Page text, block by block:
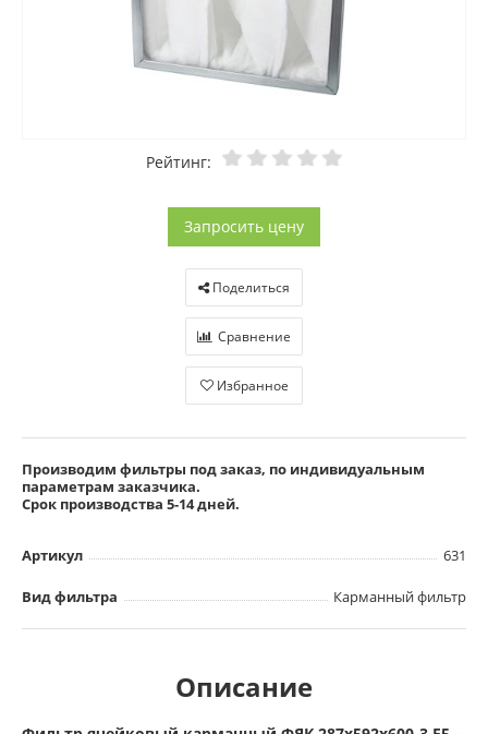
Рейтинг:
Запросить цену
Поделиться
Сравнение
Избранное
Производим фильтры под заказ, по индивидуальным
параметрам заказчика.
Срок производства 5-14 дней.
Артикул 631
Вид фильтра Карманный фильтр
Описание